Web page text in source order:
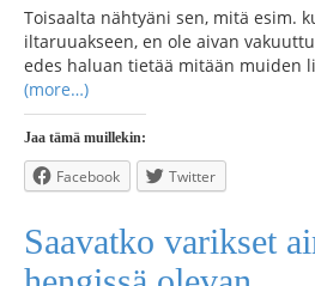
Toisaalta nähtyäni sen, mitä esim.
iltaruuakseen, en ole aivan
edes haluan tietää mitään muiden
(more…)
Jaa tämä muillekin:
Facebook Twitter
Saavatko varikset